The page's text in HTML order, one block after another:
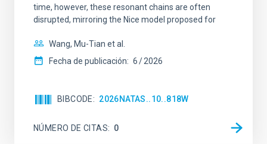
time, however, these resonant chains are often
disrupted, mirroring the Nice model proposed for
Wang, Mu-Tian et al.
Fecha de publicación: 6 2026
BIBCODE 2026NATAS..10..818W
NÚMERO DE CITAS 0